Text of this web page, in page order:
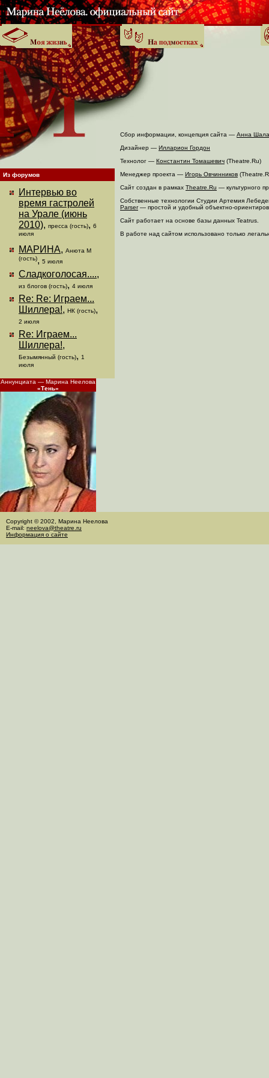
Из форумов
Интервью во
время гастролей
на Урале (июнь
2010), пресса (гость), 6
июля
МАРИНА, Анюта М
(гость), 5 июля
Сладкоголосая....,
из блогов (гость), 4 июля
Re: Re: Играем...
Шиллера!, НК (гость),
2 июля
Re: Играем...
Шиллера!,
Безымянный (гость), 1
июля
Сбор информации, концепция сайта — Анна
Дизайнер — Илларион Гордон
Технолог — Константин Томашевич (Theatre.Ru)
Менеджер проекта — Игорь Овчинников
Сайт создан в рамках Theatre.Ru — культурного
Собственные технологии Студии Артемия
Parser— простой и удобный объектно-
Сайт работает на основе базы данных Teatrus.
В работе над сайтом использовано только
Аннунциата — Марина Неелова
«Тень»
Copyright © 2002, Марина Неелова
E-mail: neelova@theatre.ru
Информация о сайте